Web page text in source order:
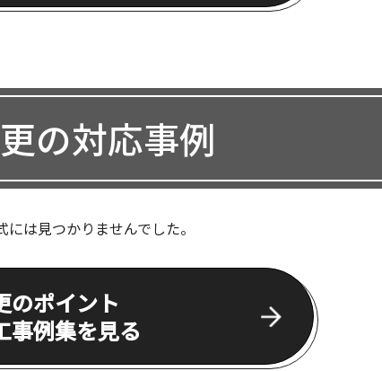
の対応事例
は見つかりませんでした。
のポイント
事例集を見る